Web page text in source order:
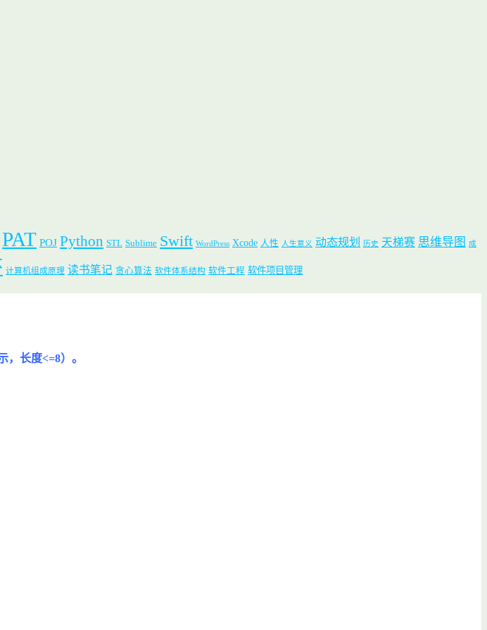
PAT POJ Python STL Sublime Swift WordPress Xcode 人性 人生意义 动态规划 历史 天梯赛 思维导图 成
计算机组成原理 读书笔记 贪心算法 软件体系结构 软件工程 软件项目管理
长度<=8）。